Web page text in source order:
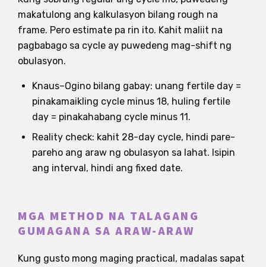
makatulong ang kalkulasyon bilang rough na
frame. Pero estimate pa rin ito. Kahit maliit na
pagbabago sa cycle ay puwedeng mag-shift ng
obulasyon.
Knaus–Ogino bilang gabay: unang fertile day =
pinakamaikling cycle minus 18, huling fertile
day = pinakahabang cycle minus 11.
Reality check: kahit 28-day cycle, hindi pare-
pareho ang araw ng obulasyon sa lahat. Isipin
ang interval, hindi ang fixed date.
MGA METHOD NA TALAGANG
GUMAGANA SA ARAW-ARAW
Kung gusto mong maging practical, madalas sapat